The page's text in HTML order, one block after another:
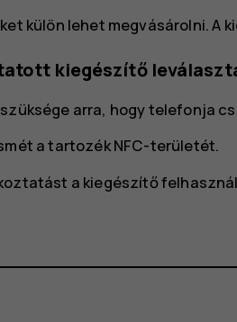
külön lehet megvásárolni.
kiegészítő
szüksége arra, hogy telefonja
a tartozék NFC-területét.
a kiegészítő